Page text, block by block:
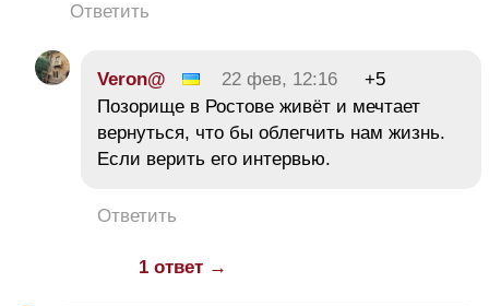
Ответить
Veron@ 22 фев, 12:16
+5
Позорище в Ростове живёт и мечтает
вернуться, что бы облегчить нам жизнь.
Если верить его интервью.
Ответить
1 ответ →